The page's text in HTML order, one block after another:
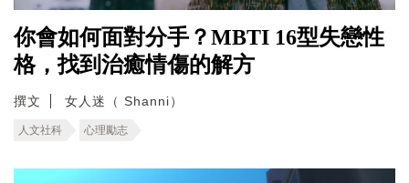
你會如何面對分手？MBTI 16型失戀性
格，找到治癒情傷的解方
撰文 女人迷（ Shanni）
人文社科 心理勵志